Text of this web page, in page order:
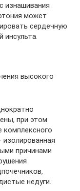
изнашивания
может
сердечную
инсульта.
высокого
при этом
комплексного
причинами
недуги.